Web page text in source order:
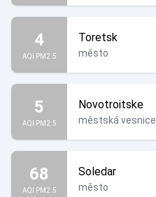
4
AQI PM2.5
Toretsk
město
5
AQI PM2.5
Novotroitske
městská vesnice
68
AQI PM2.5
Soledar
město